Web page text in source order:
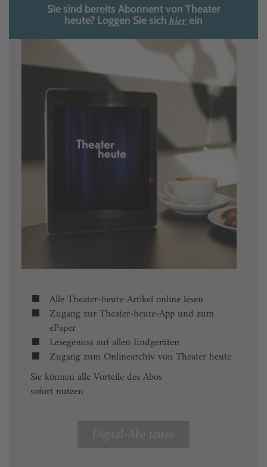
Sie sind bereits Abonnent von Theater
heute? Loggen Sie sich hierein
Alle Theater-heute-Artikel online lesen
Zugang zur Theater-heute-App und zum
ePaper
Lesegenuss auf allen Endgeräten
Zugang zum Onlinearchiv von Theater heute
Sie können alle Vorteile des Abos
sofort nutzen
Digital-Abo testen